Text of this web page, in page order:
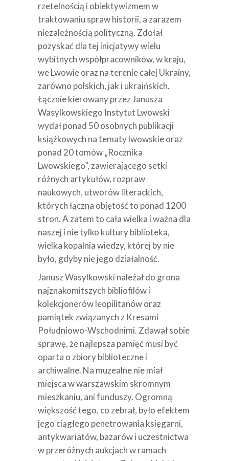
rzetelnością i obiektywizmem w
traktowaniu spraw historii, a zarazem
niezależnością polityczną. Zdołał
pozyskać dla tej inicjatywy wielu
wybitnych współpracowników, w kraju,
we Lwowie oraz na terenie całej Ukrainy,
zarówno polskich, jak i ukraińskich.
Łącznie kierowany przez Janusza
Wasylkowskiego Instytut Lwowski
wydał ponad 50 osobnych publikacji
książkowych na tematy lwowskie oraz
ponad 20 tomów „Rocznika
Lwowskiego”, zawierającego setki
różnych artykułów, rozpraw
naukowych, utworów literackich,
których łączna objętość to ponad 1200
stron. A zatem to cała wielka i ważna dla
naszej i nie tylko kultury biblioteka,
wielka kopalnia wiedzy, której by nie
było, gdyby nie jego działalność.
Janusz Wasylkowski należał do grona
najznakomitszych bibliofilów i
kolekcjonerów leopilitanów oraz
pamiątek związanych z Kresami
Południowo-Wschodnimi. Zdawał sobie
sprawę, że najlepsza pamięć musi być
oparta o zbiory biblioteczne i
archiwalne. Na muzealne nie miał
miejsca w warszawskim skromnym
mieszkaniu, ani funduszy. Ogromną
większość tego, co zebrał, było efektem
jego ciągłego penetrowania księgarni,
antykwariatów, bazarów i uczestnictwa
w przeróżnych aukcjach w ramach